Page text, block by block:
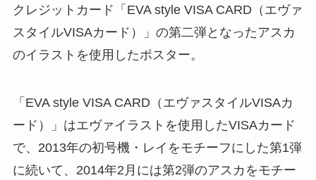
クレジットカード「EVA style VISA CARD（エヴァ
スタイルVISAカード）」の第二弾となったアスカ
のイラストを使用したポスター。
「EVA style VISA CARD（エヴァスタイルVISAカ
ード）」はエヴァイラストを使用したVISAカード
で、2013年の初号機・レイをモチーフにした第1弾
に続いて、2014年2月には第2弾のアスカをモチー